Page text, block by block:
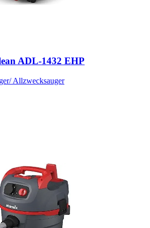
ADL-1432 EHP
Allzwecksauger